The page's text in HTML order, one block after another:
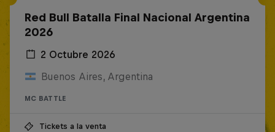
Red Bull Batalla Final Nacional Argentina
2026
2 Octubre 2026
Buenos Aires, Argentina
MC BATTLE
Tickets a la venta